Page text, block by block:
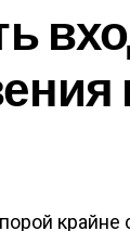
крайне